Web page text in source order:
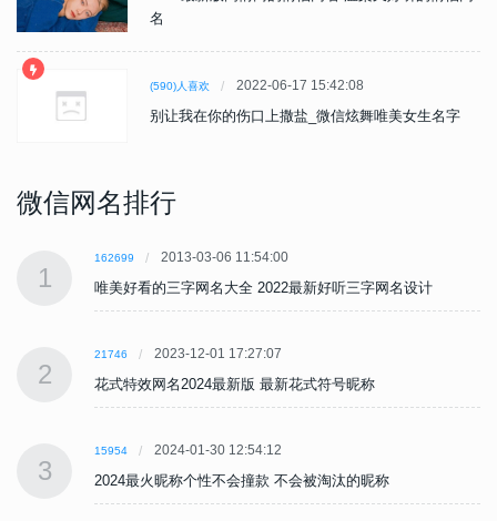
名
(590)人喜欢 2022-06-17 15:42:08
别让我在你的伤口上撒盐_微信炫舞唯美女生名字
微信网名排行
1
162699 2013-03-06 11:54:00
唯美好看的三字网名大全 2022最新好听三字网名设计
2
21746 2023-12-01 17:27:07
花式特效网名2024最新版 最新花式符号昵称
3
15954 2024-01-30 12:54:12
2024最火昵称个性不会撞款 不会被淘汰的昵称